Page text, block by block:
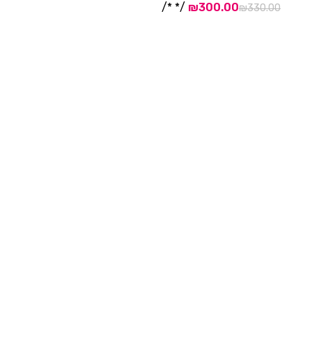
₪
₪
/* */